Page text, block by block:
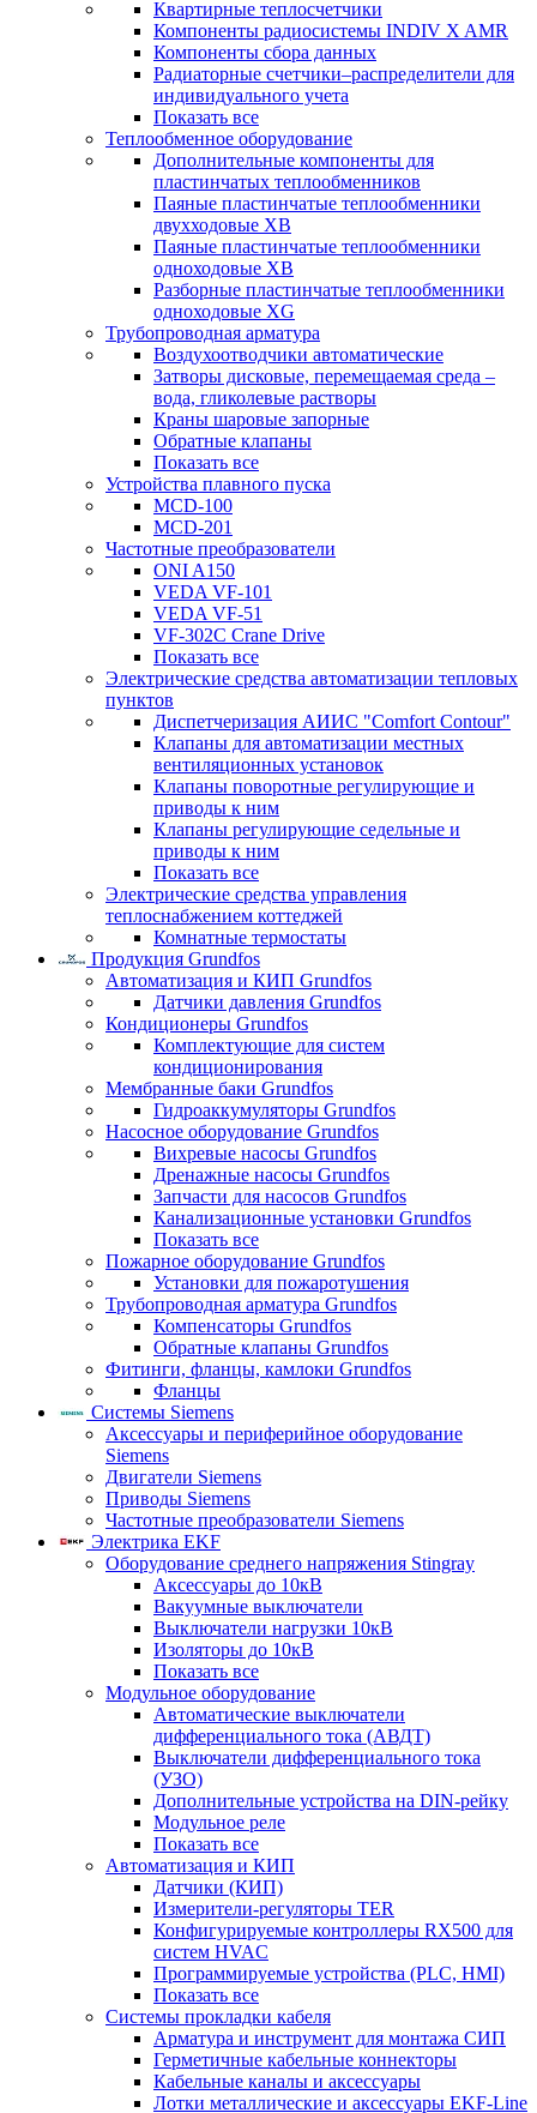
Квартирные теплосчетчики
Компоненты радиосистемы INDIV X AMR
Компоненты сбора данных
Радиаторные счетчики–распределители для
индивидуального учета
Показать все
Теплообменное оборудование
Дополнительные компоненты для
пластинчатых теплообменников
Паяные пластинчатые теплообменники
двухходовые XB
Паяные пластинчатые теплообменники
одноходовые ХВ
Разборные пластинчатые теплообменники
одноходовые ХG
Трубопроводная арматура
Воздухоотводчики автоматические
Затворы дисковые, перемещаемая среда –
вода, гликолевые растворы
Краны шаровые запорные
Обратные клапаны
Показать все
Устройства плавного пуска
MCD-100
MCD-201
Частотные преобразователи
ONI A150
VEDA VF-101
VEDA VF-51
VF-302C Crane Drive
Показать все
Электрические средства автоматизации тепловых
пунктов
Диспетчеризация АИИС "Comfort Contour"
Клапаны для автоматизации местных
вентиляционных установок
Клапаны поворотные регулирующие и
приводы к ним
Клапаны регулирующие седельные и
приводы к ним
Показать все
Электрические средства управления
теплоснабжением коттеджей
Комнатные термостаты
Продукция Grundfos
Автоматизация и КИП Grundfos
Датчики давления Grundfos
Кондиционеры Grundfos
Комплектующие для систем
кондиционирования
Мембранные баки Grundfos
Гидроаккумуляторы Grundfos
Насосное оборудование Grundfos
Вихревые насосы Grundfos
Дренажные насосы Grundfos
Запчасти для насосов Grundfos
Канализационные установки Grundfos
Показать все
Пожарное оборудование Grundfos
Установки для пожаротушения
Трубопроводная арматура Grundfos
Компенсаторы Grundfos
Обратные клапаны Grundfos
Фитинги, фланцы, камлоки Grundfos
Фланцы
Системы Siemens
Аксессуары и периферийное оборудование
Siemens
Двигатели Siemens
Приводы Siemens
Частотные преобразователи Siemens
Электрика EKF
Оборудование среднего напряжения Stingray
Аксессуары до 10кВ
Вакуумные выключатели
Выключатели нагрузки 10кВ
Изоляторы до 10кВ
Показать все
Модульное оборудование
Автоматические выключатели
дифференциального тока (АВДТ)
Выключатели дифференциального тока
(УЗО)
Дополнительные устройства на DIN-рейку
Модульное реле
Показать все
Автоматизация и КИП
Датчики (КИП)
Измерители-регуляторы TER
Конфигурируемые контроллеры RX500 для
систем HVAC
Программируемые устройства (PLC, HMI)
Показать все
Системы прокладки кабеля
Арматура и инструмент для монтажа СИП
Герметичные кабельные коннекторы
Кабельные каналы и аксессуары
Лотки металлические и аксессуары EKF-Line